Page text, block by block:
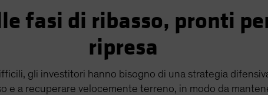
fasi di ribasso, pronti
ripresa
gli investitori hanno bisogno di una strategia
e a recuperare velocemente terreno, in modo da